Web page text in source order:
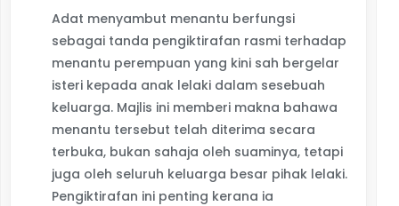
Adat menyambut menantu berfungsi
sebagai tanda pengiktirafan rasmi terhadap
menantu perempuan yang kini sah bergelar
isteri kepada anak lelaki dalam sesebuah
keluarga. Majlis ini memberi makna bahawa
menantu tersebut telah diterima secara
terbuka, bukan sahaja oleh suaminya, tetapi
juga oleh seluruh keluarga besar pihak lelaki.
Pengiktirafan ini penting kerana ia